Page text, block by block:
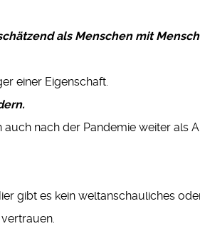
als Menschen mit
einer Eigenschaft.
nach der Pandemie weiter als
gibt es kein weltanschauliches